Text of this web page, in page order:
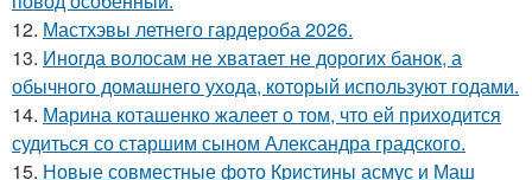
12. Мастхэвы летнего гардероба 2026.
13. Иногда волосам не хватает не дорогих банок, а
обычного домашнего ухода, который используют годами.
14. Марина коташенко жалеет о том, что ей приходится
судиться со старшим сыном Александра градского.
15. Новые совместные фото Кристины асмус и Маш